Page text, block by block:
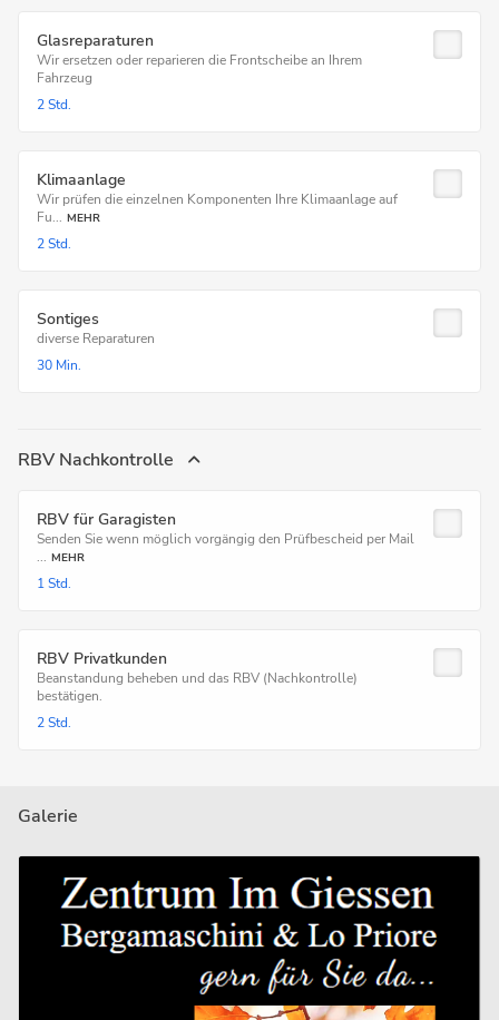
Glasreparaturen
Wir ersetzen oder reparieren die Frontscheibe an Ihrem
Fahrzeug
2 Std.
Klimaanlage
Wir prüfen die einzelnen Komponenten Ihre Klimaanlage auf
Fu... MEHR
2 Std.
Sontiges
diverse Reparaturen
30 Min.
RBV Nachkontrolle
RBV für Garagisten
Senden Sie wenn möglich vorgängig den Prüfbescheid per Mail
... MEHR
1 Std.
RBV Privatkunden
Beanstandung beheben und das RBV (Nachkontrolle)
bestätigen.
2 Std.
Galerie